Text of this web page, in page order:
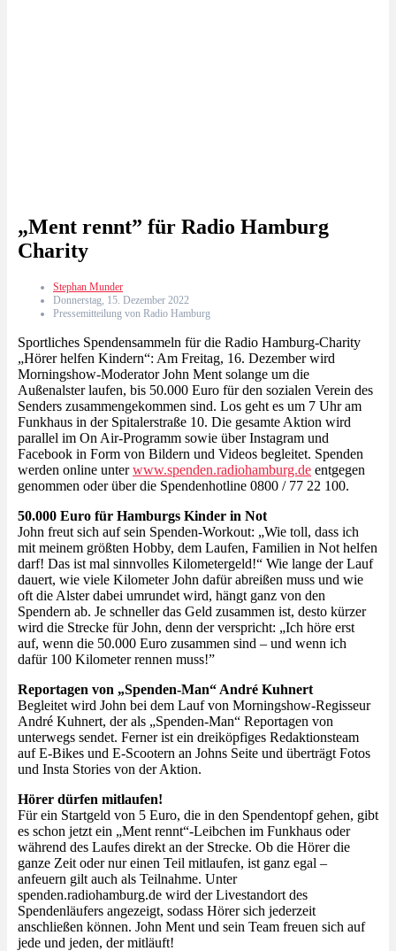
„Ment rennt” für Radio Hamburg
Charity
Stephan Munder
Donnerstag, 15. Dezember 2022
Pressemitteilung von Radio Hamburg
Sportliches Spendensammeln für die Radio Hamburg-Charity
„Hörer helfen Kindern“: Am Freitag, 16. Dezember wird
Morningshow-Moderator John Ment solange um die
Außenalster laufen, bis 50.000 Euro für den sozialen Verein des
Senders zusammengekommen sind. Los geht es um 7 Uhr am
Funkhaus in der Spitalerstraße 10. Die gesamte Aktion wird
parallel im On Air-Programm sowie über Instagram und
Facebook in Form von Bildern und Videos begleitet. Spenden
werden online unterwww.spenden.radiohamburg.de entgegen
genommen oder über die Spendenhotline 0800 / 77 22 100.
50.000 Euro für Hamburgs Kinder in Not
John freut sich auf sein Spenden-Workout: „Wie toll, dass ich
mit meinem größten Hobby, dem Laufen, Familien in Not helfen
darf! Das ist mal sinnvolles Kilometergeld!“ Wie lange der Lauf
dauert, wie viele Kilometer John dafür abreißen muss und wie
oft die Alster dabei umrundet wird, hängt ganz von den
Spendern ab. Je schneller das Geld zusammen ist, desto kürzer
wird die Strecke für John, denn der verspricht: „Ich höre erst
auf, wenn die 50.000 Euro zusammen sind – und wenn ich
dafür 100 Kilometer rennen muss!”
Reportagen von „Spenden-Man“ André Kuhnert
Begleitet wird John bei dem Lauf von Morningshow-Regisseur
André Kuhnert, der als „Spenden-Man“ Reportagen von
unterwegs sendet. Ferner ist ein dreiköpfiges Redaktionsteam
auf E-Bikes und E-Scootern an Johns Seite und überträgt Fotos
und Insta Stories von der Aktion.
Hörer dürfen mitlaufen!
Für ein Startgeld von 5 Euro, die in den Spendentopf gehen, gibt
es schon jetzt ein „Ment rennt“-Leibchen im Funkhaus oder
während des Laufes direkt an der Strecke. Ob die Hörer die
ganze Zeit oder nur einen Teil mitlaufen, ist ganz egal –
anfeuern gilt auch als Teilnahme. Unter
spenden.radiohamburg.de wird der Livestandort des
Spendenläufers angezeigt, sodass Hörer sich jederzeit
anschließen können. John Ment und sein Team freuen sich auf
jede und jeden, der mitläuft!